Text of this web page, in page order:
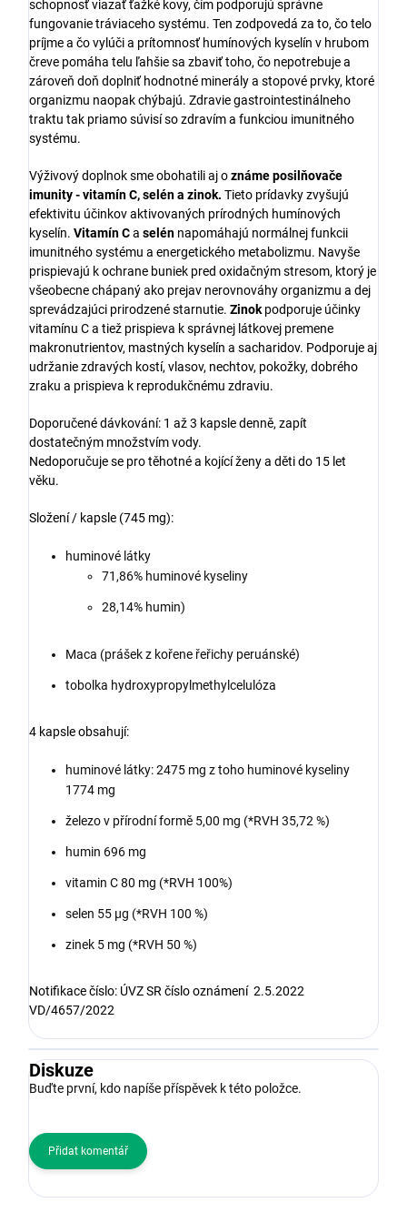
schopnosť viazať ťažké kovy, čím podporujú správne
fungovanie tráviaceho systému. Ten zodpovedá za to, čo telo
príjme a čo vylúči a prítomnosť humínových kyselín v hrubom
čreve pomáha telu ľahšie sa zbaviť toho, čo nepotrebuje a
zároveň doň doplniť hodnotné minerály a stopové prvky, ktoré
organizmu naopak chýbajú. Zdravie gastrointestinálneho
traktu tak priamo súvisí so zdravím a funkciou imunitného
systému.
Výživový doplnok sme obohatili aj o známe posilňovače
imunity - vitamín C, selén a zinok. Tieto prídavky zvyšujú
efektivitu účinkov aktivovaných prírodných humínových
kyselín. Vitamín Ca selén napomáhajú normálnej funkcii
imunitného systému a energetického metabolizmu. Navyše
prispievajú k ochrane buniek pred oxidačným stresom, ktorý je
všeobecne chápaný ako prejav nerovnováhy organizmu a dej
sprevádzajúci prirodzené starnutie. Zinok podporuje účinky
vitamínu C a tiež prispieva k správnej látkovej premene
makronutrientov, mastných kyselín a sacharidov. Podporuje aj
udržanie zdravých kostí, vlasov, nechtov, pokožky, dobrého
zraku a prispieva k reprodukčnému zdraviu.
Doporučené dávkování: 1 až 3 kapsle denně, zapít
dostatečným množstvím vody.
Nedoporučuje se pro těhotné a kojící ženy a děti do 15 let
věku.
Složení / kapsle (745 mg):
huminové látky
71,86% huminové kyseliny
28,14% humin)
Maca (prášek z kořene řeřichy peruánské)
tobolka hydroxypropylmethylcelulóza
4 kapsle obsahují:
huminové látky: 2475 mg z toho huminové kyseliny
1774 mg
železo v přírodní formě 5,00 mg (*RVH 35,72 %)
humin 696 mg
vitamin C 80 mg (*RVH 100%)
selen 55 μg (*RVH 100 %)
zinek 5 mg (*RVH 50 %)
Notifikace číslo: ÚVZ SR číslo oznámení 2.5.2022
VD/4657/2022
Diskuze
Buďte první, kdo napíše příspěvek k této položce.
Přidat komentář